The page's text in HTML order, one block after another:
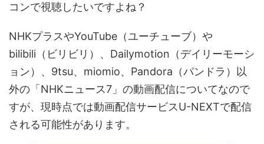
コンで視聴したいですよね？
NHKプラスやYouTube（ユーチューブ）や
bilibili（ビリビリ）、Dailymotion（デイリーモーシ
ョン）、9tsu、miomio、Pandora（パンドラ）以
外の「NHKニュース7」の動画配信についてなので
すが、現時点では動画配信サービスU-NEXTで配信
される可能性があります。